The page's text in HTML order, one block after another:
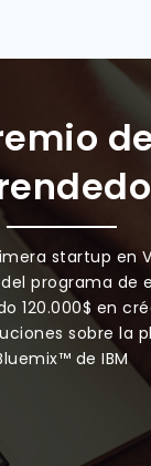
startup en
programa de
120.000$ en
sobre la
de IBM